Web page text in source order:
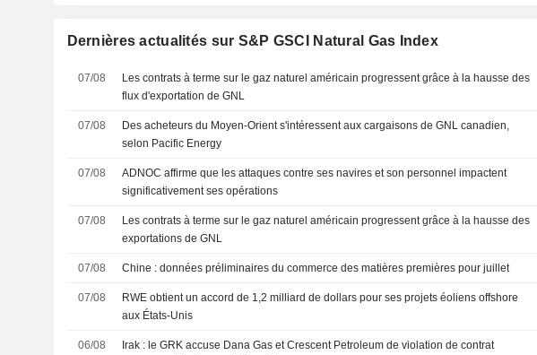
Dernières actualités sur S&P GSCI Natural Gas Index
07/08
Les contrats à terme sur le gaz naturel américain progressent grâce à la hausse des
flux d'exportation de GNL
07/08
Des acheteurs du Moyen-Orient s'intéressent aux cargaisons de GNL canadien,
selon Pacific Energy
07/08
ADNOC affirme que les attaques contre ses navires et son personnel impactent
significativement ses opérations
07/08
Les contrats à terme sur le gaz naturel américain progressent grâce à la hausse des
exportations de GNL
07/08 Chine : données préliminaires du commerce des matières premières pour juillet
07/08
RWE obtient un accord de 1,2 milliard de dollars pour ses projets éoliens offshore
aux États-Unis
06/08
Irak : le GRK accuse Dana Gas et Crescent Petroleum de violation de contrat